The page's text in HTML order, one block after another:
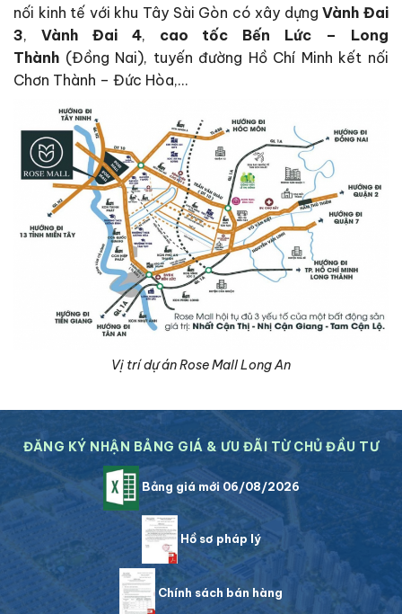
nối kinh tế với khu Tây Sài Gòn có xây dựngVành Đai
3, Vành Đai 4, cao tốc Bến Lức – Long
Thành (Đồng Nai), tuyến đường Hồ Chí Minh kết nối
Chơn Thành – Đức Hòa,…
Vị trí dự án Rose Mall Long An
ĐĂNG KÝ NHẬN BẢNG GIÁ & ƯU ĐÃI TỪ CHỦ ĐẦU TƯ
Bảng giá mới 06/08/2026
Hồ sơ pháp lý
Chính sách bán hàng